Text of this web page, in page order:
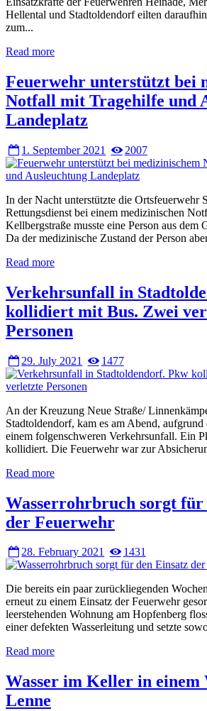
Hellental und Stadtoldendorf eilten
zum...
Read more
Feuerwehr unterstützt bei
Notfall mit Tragehilfe und
Landeplatz
1. September 2021 2007
In der Nacht unterstützte die Ortsfeuerwehr
Rettungsdienst bei einem medizinischen
Kellbergstraße musste eine Person aus dem
Da der medizinische Zustand der Person
Read more
Verkehrsunfall in
kollidiert mit Bus. Zwei
Personen
29. July 2021 1477
An der Kreuzung Neue Straße/
Stadtoldendorf, kam es am Abend,
einem folgenschweren Verkehrsunfall. Ein
kollidiert. Die Feuerwehr war zur
Read more
Wasserrohrbruch sorgt für
der Feuerwehr
28. February 2021 1431
Die bereits ein paar zurückliegenden
erneut zu einem Einsatz der Feuerwehr
leerstehenden Wohnung am Hopfenberg
einer defekten Wasserleitung und setzte
Read more
Wasser im Keller in einem
Lenne